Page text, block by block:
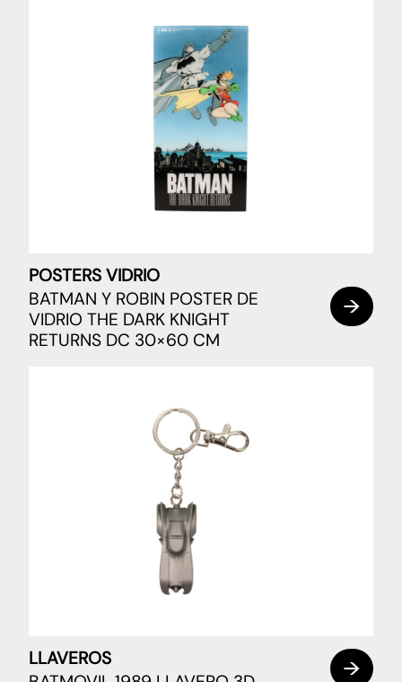
POSTERS VIDRIO
BATMAN Y ROBIN POSTER DE
VIDRIO THE DARK KNIGHT
RETURNS DC 30×60 CM
LLAVEROS